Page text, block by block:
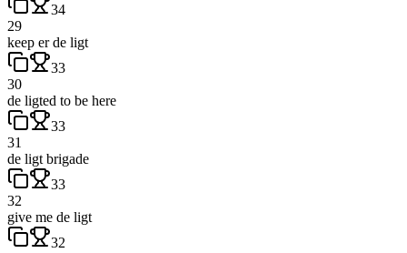
34
29
keep er de ligt
33
30
de ligted to be here
33
31
de ligt brigade
33
32
give me de ligt
32